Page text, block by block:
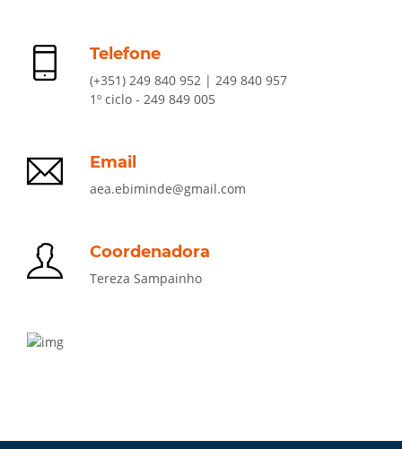
Telefone
(+351) 249 840 952 | 249 840 957
1º ciclo - 249 849 005
Email
aea.ebiminde@gmail.com
Coordenadora
Tereza Sampainho